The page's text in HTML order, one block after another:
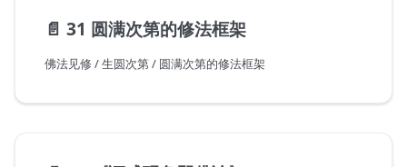
📄️ 31 圆满次第的修法框架
佛法见修 / 生圆次第 / 圆满次第的修法框架